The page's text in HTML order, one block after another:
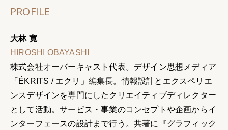
PROFILE
大林 寛
HIROSHI OBAYASHI
株式会社オーバーキャスト代表。デザイン思想メディア
「ÉKRITS / エクリ」編集長。情報設計とエクスペリエ
ンスデザインを専門にしたクリエイティブディレクター
として活動。サービス・事業のコンセプトや企画からイ
ンターフェースの設計まで行う。共著に『グラフィック